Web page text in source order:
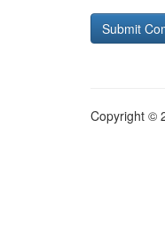
Copyright ©